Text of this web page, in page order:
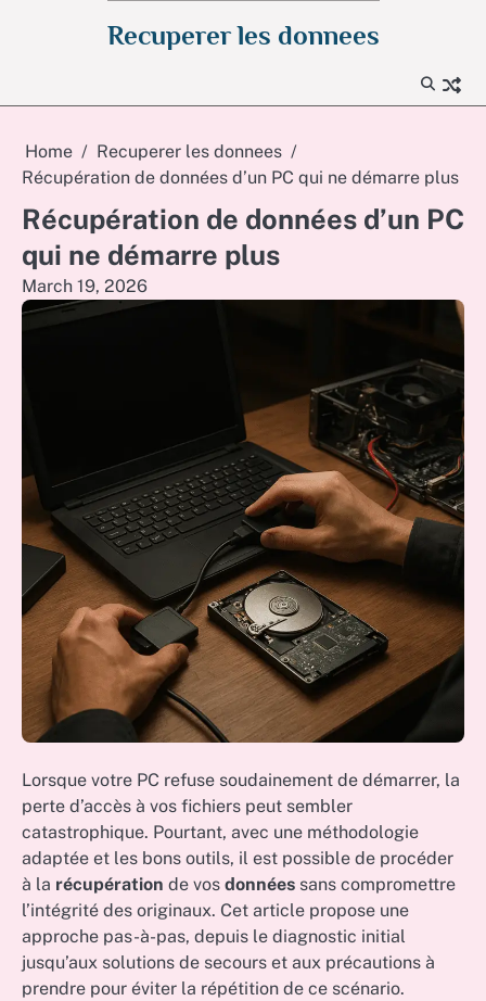
Recuperer les donnees
Home
Recuperer les donnees
Récupération de données d’un PC qui ne démarre plus
Récupération de données d’un PC
qui ne démarre plus
March 19, 2026
Lorsque votre PC refuse soudainement de démarrer, la
perte d’accès à vos fichiers peut sembler
catastrophique. Pourtant, avec une méthodologie
adaptée et les bons outils, il est possible de procéder
à la récupération de vos données sans compromettre
l’intégrité des originaux. Cet article propose une
approche pas-à-pas, depuis le diagnostic initial
jusqu’aux solutions de secours et aux précautions à
prendre pour éviter la répétition de ce scénario.